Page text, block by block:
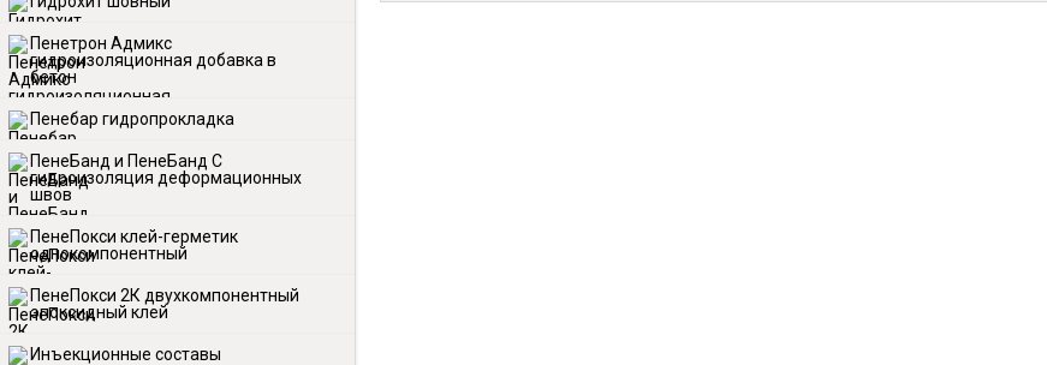
Пенетрон Адмикс
гидроизоляционная добавка в
бетон
Пенебар гидропрокладка
ПенеБанд и ПенеБанд С
гидроизоляция деформационных
швов
ПенеПокси клей-герметик
однокомпонентный
ПенеПокси 2К двухкомпонентный
эпоксидный клей
Инъекционные составы